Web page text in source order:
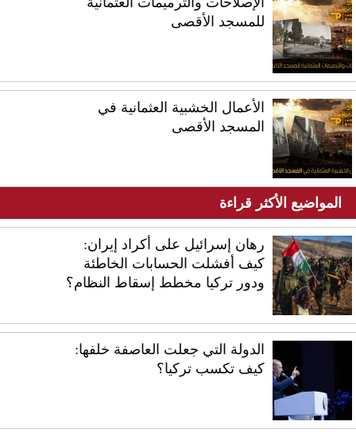
للمسجد الأقصى
الأعمال الخشبية العثمانية في
المسجد الأقصى
المواضيع الأكثر قراءة
رهان إسرائيل على أكراد إيران:
كيف أفشلت الحسابات الخاطئة
ودور تركيا مخطط إسقاط النظام؟
الدولة التي جعلت العاصفة خلفها:
كيف تكسب تركيا؟